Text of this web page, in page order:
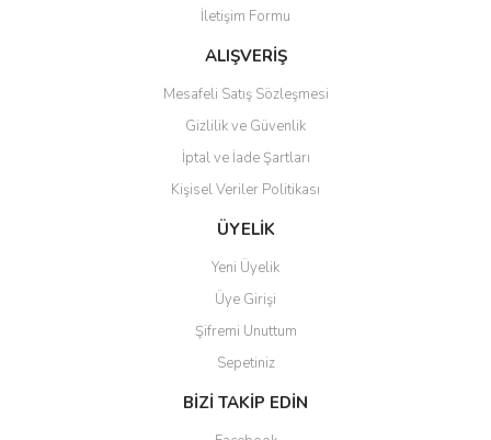
İletişim Formu
ALIŞVERİŞ
Mesafeli Satış Sözleşmesi
Gizlilik ve Güvenlik
İptal ve İade Şartları
Kişisel Veriler Politikası
ÜYELİK
Yeni Üyelik
Üye Girişi
Şifremi Unuttum
Sepetiniz
BİZİ TAKİP EDİN